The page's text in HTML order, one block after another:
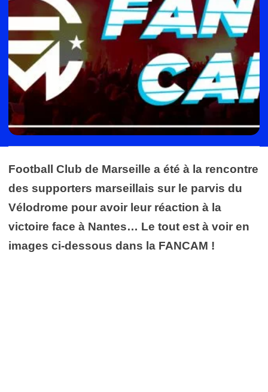
Football Club de Marseille a été à la rencontre
des supporters marseillais sur le parvis du
Vélodrome pour avoir leur réaction à la
victoire face à Nantes… Le tout est à voir en
images ci-dessous dans la FANCAM !